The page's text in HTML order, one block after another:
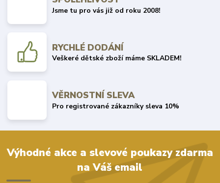
Jsme tu pro vás již od roku 2008!
RYCHLÉ DODÁNÍ
Veškeré dětské zboží máme SKLADEM!
VĚRNOSTNÍ SLEVA
Pro registrované zákazníky sleva 10%
Výhodné akce a slevové poukazy zdarma
na Váš email